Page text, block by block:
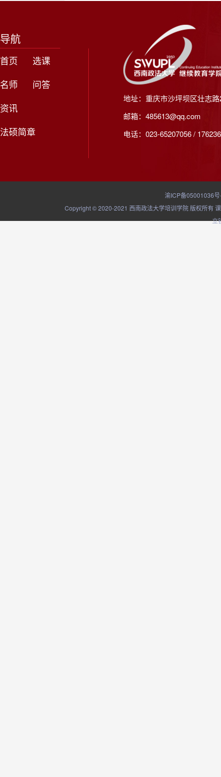
导航
首页
选课
名师
问答
资讯
法硕简章
地址：重庆市沙坪坝区壮志
邮箱：485613@qq.com
电话：023-65207056 /
渝ICP备05001036
Copyright © 2020-2021 西南政法大学培训学院 版权所有
立